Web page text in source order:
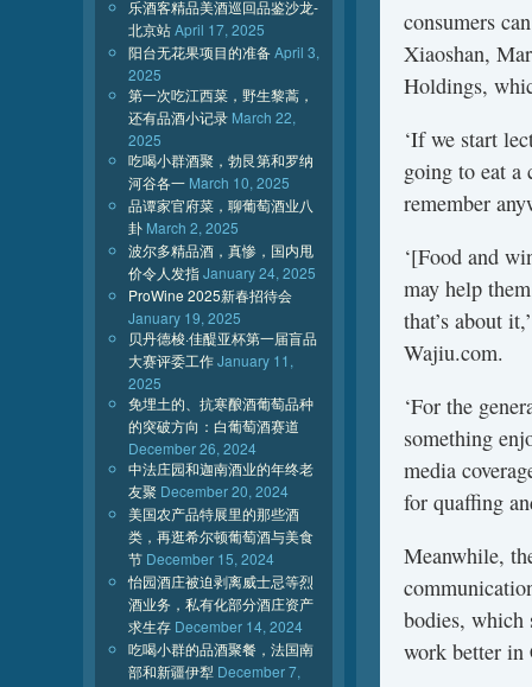
consumers
Xiaoshan,
Holdings,
‘If we start
going to eat a
remember
‘[Food and
may help
that’s about
Wajiu.com.
‘For the
something
media
for quaffing
Meanwhile,
bodies, which
work better in
乐酒客精品美酒巡回品鉴沙龙-
北京站April 17, 2025
阳台无花果项目的准备April 3,
2025
第一次吃江西菜，野生黎蒿，
还有品酒小记录 March 22,
2025
吃喝小群酒聚，勃艮第和罗纳
河谷各一 March 10, 2025
品谭家官府菜，聊葡萄酒业八
卦 March 2, 2025
波尔多精品酒，真惨，国内甩
价令人发指January 24, 2025
ProWine 2025新春招待会
January 19, 2025
贝丹德梭·佳醍亚杯第一届盲品
大赛评委工作January 11,
2025
免埋土的、抗寒酿酒葡萄品种
的突破方向：白葡萄酒赛道
December 26, 2024
中法庄园和迦南酒业的年终老
友聚 December 20, 2024
美国农产品特展里的那些酒
类，再逛希尔顿葡萄酒与美食
节 December 15, 2024
怡园酒庄被迫剥离威士忌等烈
酒业务，私有化部分酒庄资产
求生存 December 14, 2024
吃喝小群的品酒聚餐，法国南
部和新疆伊犁 December 7,